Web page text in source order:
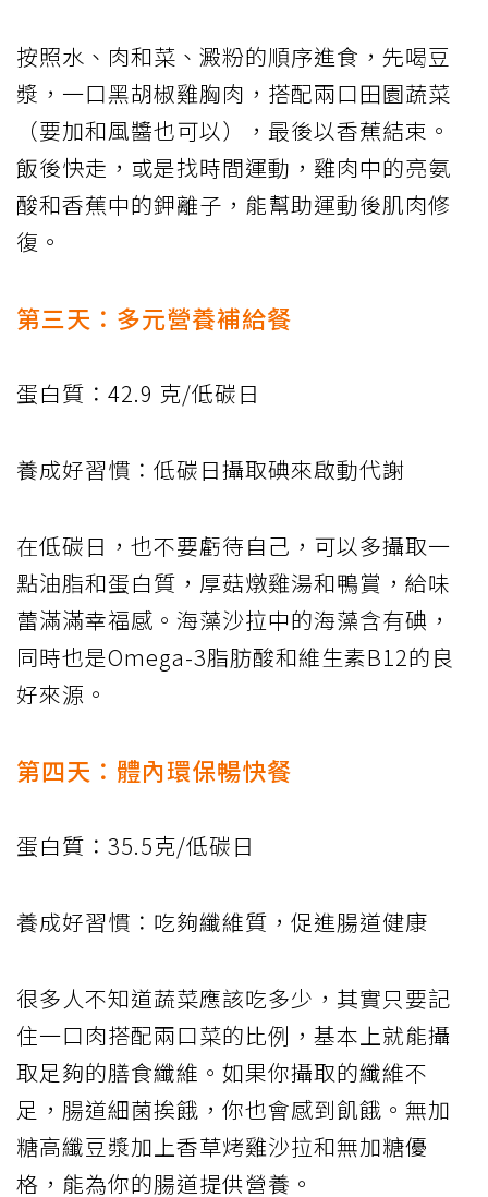
按照水、肉和菜、澱粉的順序進食，先喝豆
漿，一口黑胡椒雞胸肉，搭配兩口田園蔬菜
（要加和風醬也可以），最後以香蕉結束。
飯後快走，或是找時間運動，雞肉中的亮氨
酸和香蕉中的鉀離子，能幫助運動後肌肉修
復。
第三天：多元營養補給餐
蛋白質：42.9 克/低碳日
養成好習慣：低碳日攝取碘來啟動代謝
在低碳日，也不要虧待自己，可以多攝取一
點油脂和蛋白質，厚菇燉雞湯和鴨賞，給味
蕾滿滿幸福感。海藻沙拉中的海藻含有碘，
同時也是Omega-3脂肪酸和維生素B12的良
好來源。
第四天：體內環保暢快餐
蛋白質：35.5克/低碳日
養成好習慣：吃夠纖維質，促進腸道健康
很多人不知道蔬菜應該吃多少，其實只要記
住一口肉搭配兩口菜的比例，基本上就能攝
取足夠的膳食纖維。如果你攝取的纖維不
足，腸道細菌挨餓，你也會感到飢餓。無加
糖高纖豆漿加上香草烤雞沙拉和無加糖優
格，能為你的腸道提供營養。